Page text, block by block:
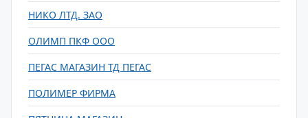
НИКО ЛТД. ЗАО
ОЛИМП ПКФ ООО
ПЕГАС МАГАЗИН ТД ПЕГАС
ПОЛИМЕР ФИРМА